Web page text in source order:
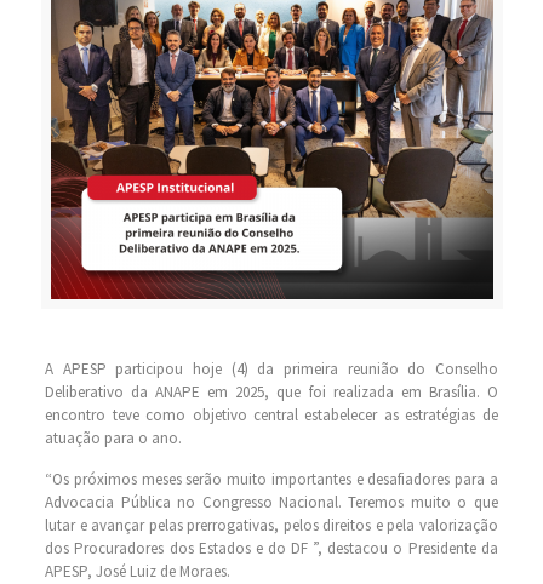
A APESP participou hoje (4) da primeira reunião do Conselho
Deliberativo da ANAPE em 2025, que foi realizada em Brasília. O
encontro teve como objetivo central estabelecer as estratégias de
atuação para o ano.
“Os próximos meses serão muito importantes e desafiadores para a
Advocacia Pública no Congresso Nacional. Teremos muito o que
lutar e avançar pelas prerrogativas, pelos direitos e pela valorização
dos Procuradores dos Estados e do DF ”, destacou o Presidente da
APESP, José Luiz de Moraes.